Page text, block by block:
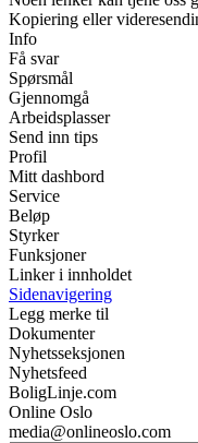
Kopiering eller
Info
Få svar
Spørsmål
Gjennomgå
Arbeidsplasser
Send inn tips
Profil
Mitt dashbord
Service
Beløp
Styrker
Funksjoner
Linker i innholdet
Sidenavigering
Legg merke til
Dokumenter
Nyhetsseksjonen
Nyhetsfeed
BoligLinje.com
Online Oslo
media@onlineoslo.com